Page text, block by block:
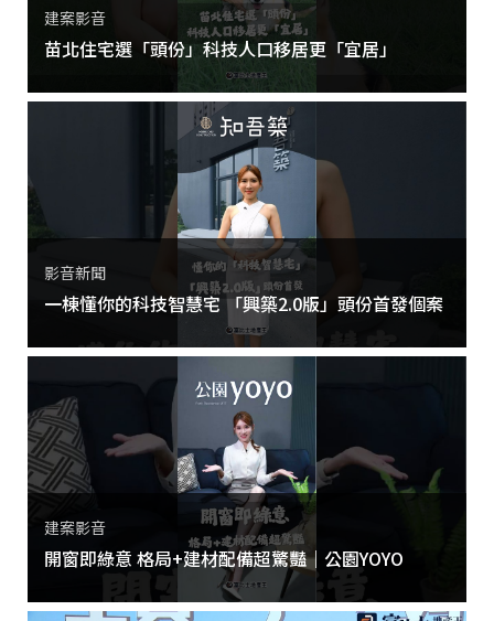
建案影音
苗北住宅選「頭份」科技人口移居更「宜居」
影音新聞
一棟懂你的科技智慧宅 「興築2.0版」頭份首發個案
建案影音
開窗即綠意 格局+建材配備超驚豔｜公園YOYO